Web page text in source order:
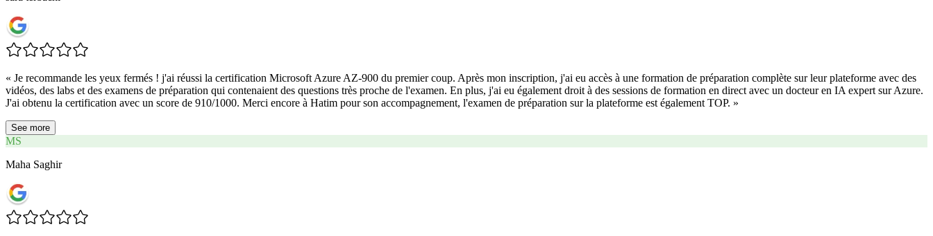
« Je recommande les yeux fermés ! j'ai réussi la certification Microsoft Azure AZ-900 du premier coup. Après mon inscription, j'ai eu accès à une formation de préparation complète sur leur plateforme avec des
vidéos, des labs et des examens de préparation qui contenaient des questions très proche de l'examen. En plus, j'ai eu également droit à des sessions de formation en direct avec un docteur en IA expert sur Azure.
J'ai obtenu la certification avec un score de 910/1000. Merci encore à Hatim pour son accompagnement, l'examen de préparation sur la plateforme est également TOP. »
See more
MS
Maha Saghir